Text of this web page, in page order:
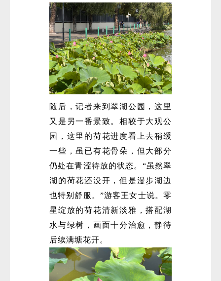
随后，记者来到翠湖公园，这里
又是另一番景致。相较于大观公
园，这里的荷花进度看上去稍缓
一些，虽已有花骨朵，但大部分
仍处在青涩待放的状态。“虽然翠
湖的荷花还没开，但是漫步湖边
也特别舒服。”游客王女士说。零
星绽放的荷花清新淡雅，搭配湖
水与绿树，画面十分治愈，静待
后续满塘花开。